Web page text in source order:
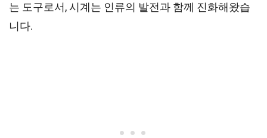
는 도구로서, 시계는 인류의 발전과 함께 진화해왔습
니다.